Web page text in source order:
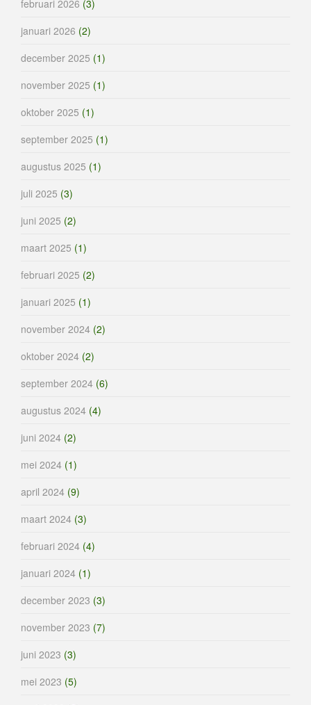
februari 2026 (3)
januari 2026 (2)
december 2025 (1)
november 2025 (1)
oktober 2025 (1)
september 2025 (1)
augustus 2025 (1)
juli 2025 (3)
juni 2025 (2)
maart 2025 (1)
februari 2025 (2)
januari 2025 (1)
november 2024 (2)
oktober 2024 (2)
september 2024 (6)
augustus 2024 (4)
juni 2024 (2)
mei 2024 (1)
april 2024 (9)
maart 2024 (3)
februari 2024 (4)
januari 2024 (1)
december 2023 (3)
november 2023 (7)
juni 2023 (3)
mei 2023 (5)